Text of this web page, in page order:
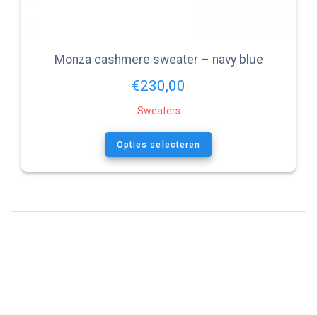
Monza cashmere sweater – navy blue
€230,00
Sweaters
Opties selecteren